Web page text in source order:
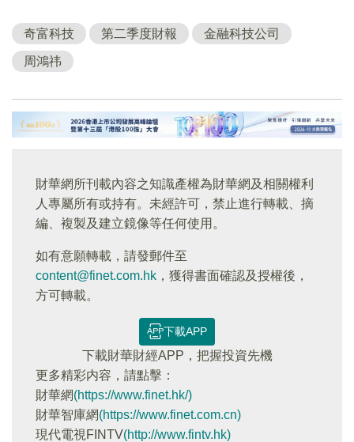
奇富科技 第二季度財報 金融科技公司
周鴻祎
財華網所刊載內容之知識產權為財華網及相關權利
人專屬所有或持有。未經許可，禁止進行轉載、摘
編、複製及建立鏡像等任何使用。
如有意願轉載，請發郵件至
content@finet.com.hk ，獲得書面確認及授權後，
方可轉載。
下載APP
下載財華財經APP，把握投資先機
更多精彩内容，請點擊：
財華網(https://www.finet.hk/)
財華智庫網(https://www.finet.com.cn)
現代電視FINTV(http://www.fintv.hk)